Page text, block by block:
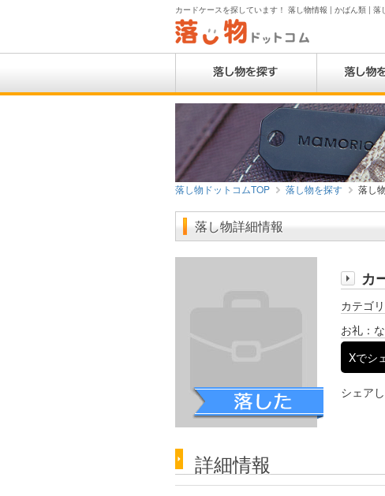
カードケースを探しています！ 落し物情報 | かばん類 | 落
落し物ドットコムTOP 落し物を探す 落し
落し物詳細情報
カ
カテゴ
お礼：
Xでシ
シェア
詳細情報